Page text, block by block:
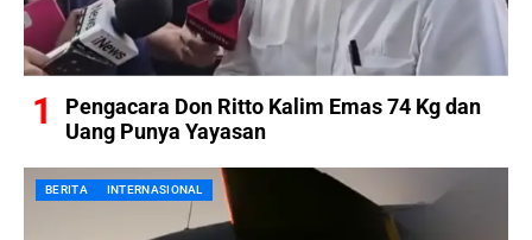
Pengacara Don Ritto Kalim Emas 74 Kg dan
Uang Punya Yayasan
BERITA INTERNASIONAL